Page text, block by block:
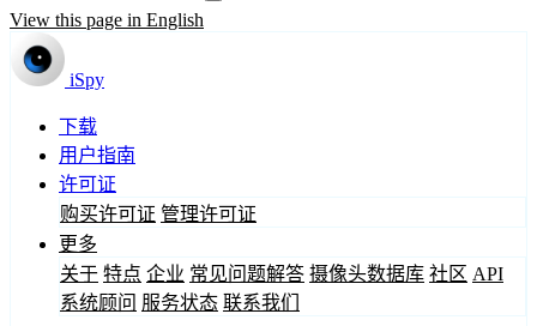
View this page in English
iSpy
下载
用户指南
许可证
购买许可证 管理许可证
更多
关于 特点 企业 常见问题解答 摄像头数据库 社区 API
系统顾问 服务状态 联系我们